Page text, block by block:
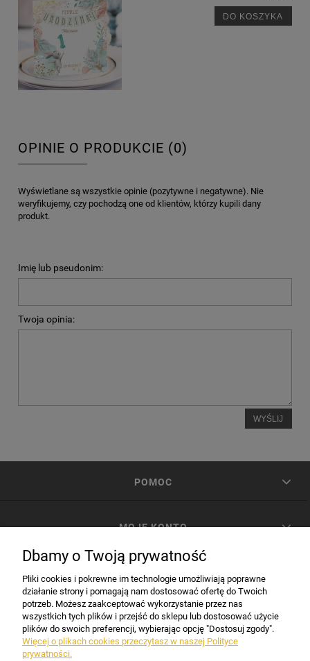
DO KOSZYKA
OPINIE O PRODUKCIE (0)
Wyświetlane są wszystkie opinie (pozytywne i negatywne). Nie
weryfikujemy, czy pochodzą one od klientów, którzy kupili dany
produkt.
Imię lub pseudonim:
Twoja opinia:
WYŚLIJ
POMOC
MOJE KONTO
INFORMACJE
Dbamy o Twoją prywatność
Pliki cookies i pokrewne im technologie umożliwiają poprawne
działanie strony i pomagają nam dostosować ofertę do Twoich
potrzeb. Możesz zaakceptować wykorzystanie przez nas
wszystkich tych plików i przejść do sklepu lub dostosować użycie
plików do swoich preferencji, wybierając opcję "Dostosuj zgody".
Więcej o plikach cookies przeczytasz w naszej Polityce
prywatności.